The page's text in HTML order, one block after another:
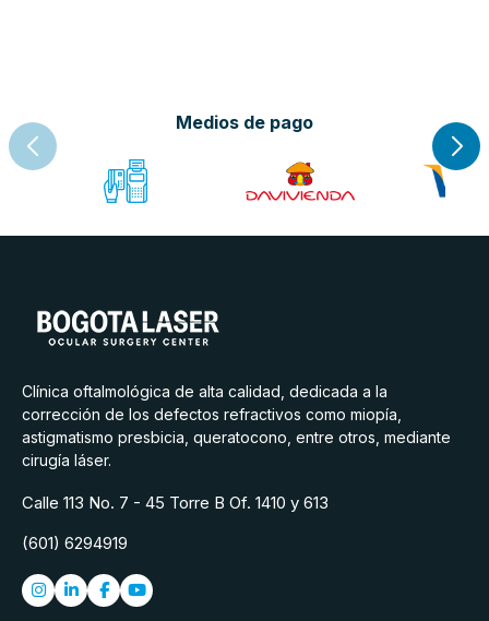
Medios de pago
Clínica oftalmológica de alta calidad, dedicada a la
corrección de los defectos refractivos como miopía,
astigmatismo presbicia, queratocono, entre otros, mediante
cirugía láser.
Calle 113 No. 7 - 45 Torre B Of. 1410 y 613
(601) 6294919